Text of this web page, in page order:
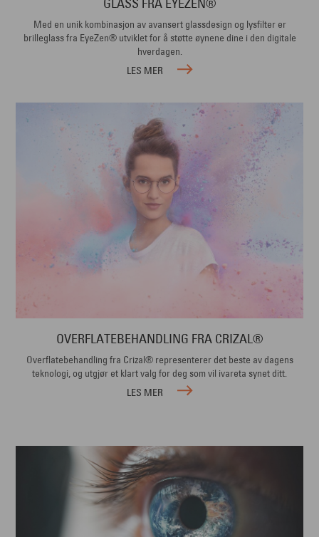
GLASS FRA EYEZEN®
Med en unik kombinasjon av avansert glassdesign og lysfilter er
brilleglass fra EyeZen® utviklet for å støtte øynene dine i den digitale
hverdagen.
LES MER
OVERFLATEBEHANDLING FRA CRIZAL®
Overflatebehandling fra Crizal® representerer det beste av dagens
teknologi, og utgjør et klart valg for deg som vil ivareta synet ditt.
LES MER